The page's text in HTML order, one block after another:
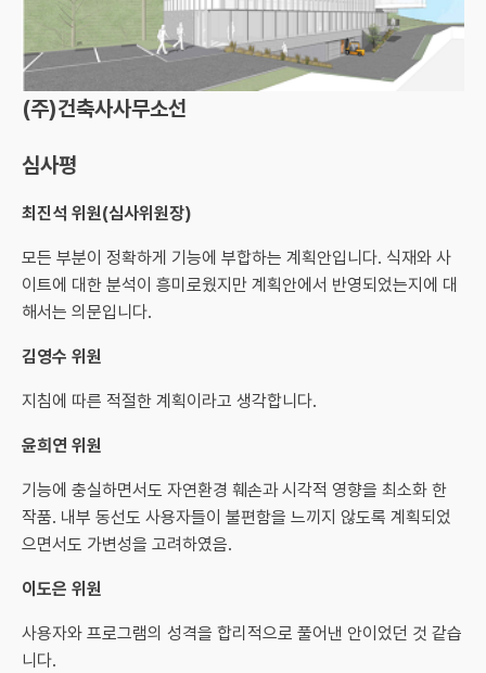
(주)건축사사무소선
심사평
최진석 위원(심사위원장)
모든 부분이 정확하게 기능에 부합하는 계획안입니다. 식재와 사
이트에 대한 분석이 흥미로웠지만 계획안에서 반영되었는지에 대
해서는 의문입니다.
김영수 위원
지침에 따른 적절한 계획이라고 생각합니다.
윤희연 위원
기능에 충실하면서도 자연환경 훼손과 시각적 영향을 최소화 한
작품. 내부 동선도 사용자들이 불편함을 느끼지 않도록 계획되었
으면서도 가변성을 고려하였음.
이도은 위원
사용자와 프로그램의 성격을 합리적으로 풀어낸 안이었던 것 같습
니다.